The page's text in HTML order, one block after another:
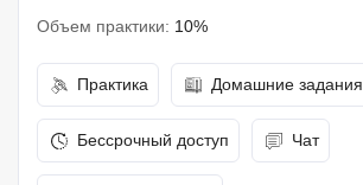
Объем практики: 10%
Практика Домашние задания
Бессрочный доступ Чат